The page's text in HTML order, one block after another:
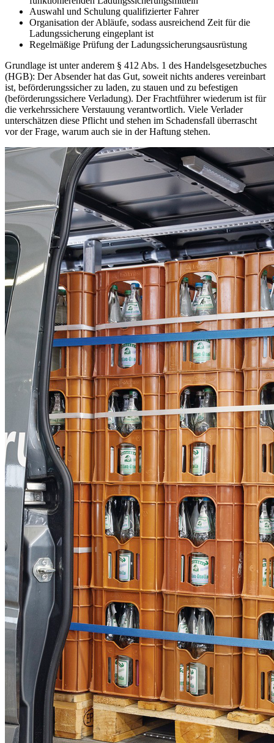
Auswahl und Schulung qualifizierter Fahrer
Organisation der Abläufe, sodass ausreichend Zeit für die
Ladungssicherung eingeplant ist
Regelmäßige Prüfung der Ladungssicherungsausrüstung
Grundlage ist unter anderem § 412 Abs. 1 des Handelsgesetzbuches
(HGB): Der Absender hat das Gut, soweit nichts anderes vereinbart
ist, beförderungssicher zu laden, zu stauen und zu befestigen
(beförderungssichere Verladung). Der Frachtführer wiederum ist für
die verkehrssichere Verstauung verantwortlich. Viele Verlader
unterschätzen diese Pflicht und stehen im Schadensfall überrascht
vor der Frage, warum auch sie in der Haftung stehen.